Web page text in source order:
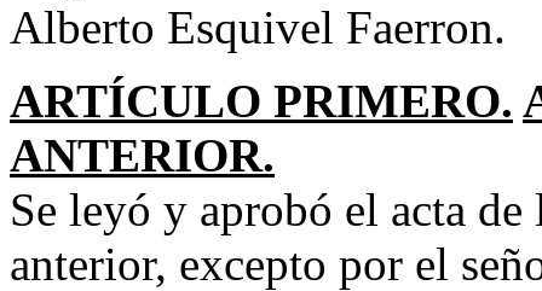
Alberto Esquivel Faerron.
ARTÍCULO PRIMERO.
ANTERIOR.
Se leyó y aprobó el acta
anterior, excepto por el